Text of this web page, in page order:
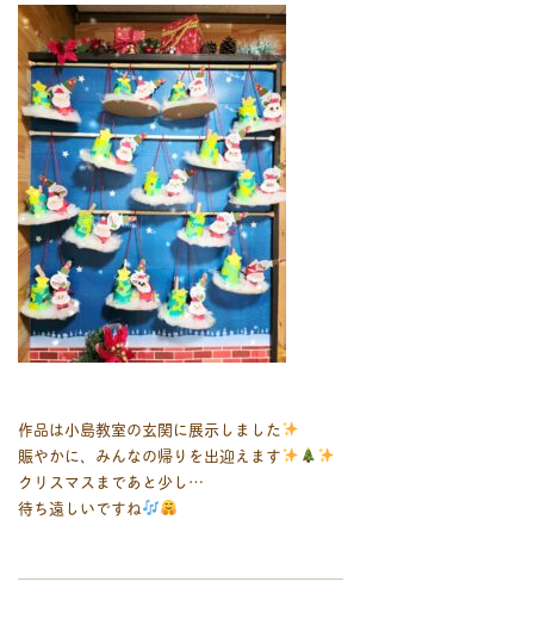
作品は小島教室の玄関に展示しました
賑やかに、みんなの帰りを出迎えます
クリスマスまであと少し…
待ち遠しいですね
￣￣￣￣￣￣￣￣￣￣￣￣￣￣￣￣￣￣￣￣￣